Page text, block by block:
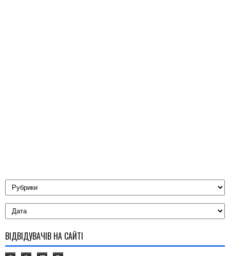
ВІДВІДУВАЧІВ НА САЙТІ